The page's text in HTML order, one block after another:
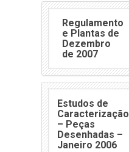
Regulamento
e Plantas de
Dezembro
de 2007
Estudos de
Caracterização
– Peças
Desenhadas –
Janeiro 2006